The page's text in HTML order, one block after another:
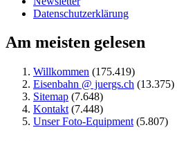
Datenschutzerklärung
Am meisten gelesen
Willkommen (175.419)
Eisenbahn @ juergs.ch (13.375)
Sitemap (7.648)
Kontakt (7.448)
Unser Foto-Equipment (5.807)